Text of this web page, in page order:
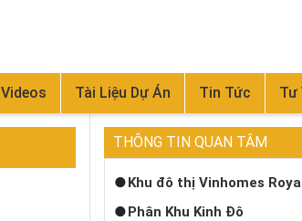
Videos Tài Liệu Dự Án Tin Tức Tư
THÔNG TIN QUAN TÂM
Khu đô thị Vinhomes
Phân Khu Kinh Đô